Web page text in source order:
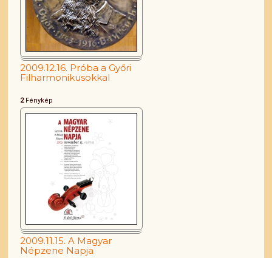
2009.12.16. Próba a Győri
Filharmonikusokkal
2Fénykép
2009.11.15. A Magyar
Népzene Napja